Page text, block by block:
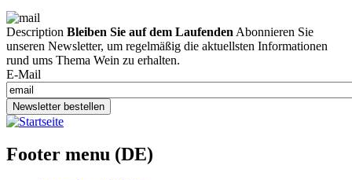
Description Bleiben Sie auf dem Laufenden Abonnieren Sie
unseren Newsletter, um regelmäßig die aktuellsten Informationen
rund ums Thema Wein zu erhalten.
E-Mail
Newsletter bestellen
Footer menu (DE)